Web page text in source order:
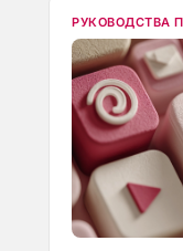
РУКОВОДСТВА